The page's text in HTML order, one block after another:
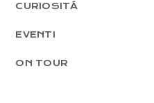
CURIOSITÁ
EVENTI
ON TOUR